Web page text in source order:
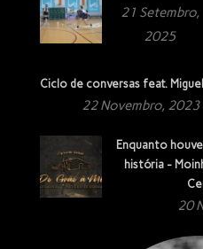
21 Setembro,
2025
Ciclo de conversas feat.
22 Novembro, 2023
Enquanto
história -
20